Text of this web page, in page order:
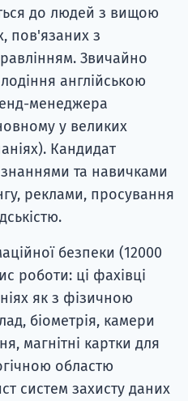
до людей з вищою
пов'язаних з
Звичайно
англійською
менеджера
у великих
Кандидат
та навичками
реклами, просування
безпеки (12000
роботи: ці фахівці
як з фізичною
біометрія, камери
магнітні картки для
областю
систем захисту даних